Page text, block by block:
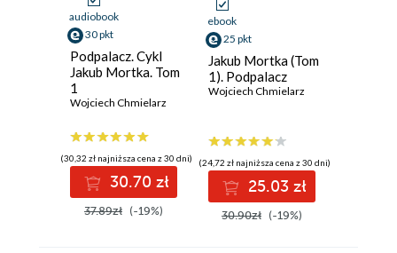
audiobook
30 pkt
Podpalacz. Cykl
Jakub Mortka. Tom
1
Wojciech Chmielarz
(30,32 zł najniższa cena z 30 dni)
30.70 zł
37.89zł (-19%)
ebook
25 pkt
Jakub Mortka (Tom
1). Podpalacz
Wojciech Chmielarz
(24,72 zł najniższa cena z 30 dni)
25.03 zł
30.90zł (-19%)